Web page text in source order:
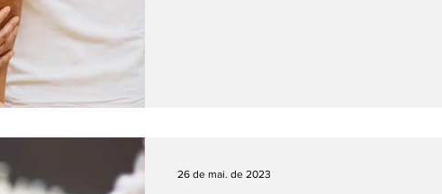
26 de mai. de 2023